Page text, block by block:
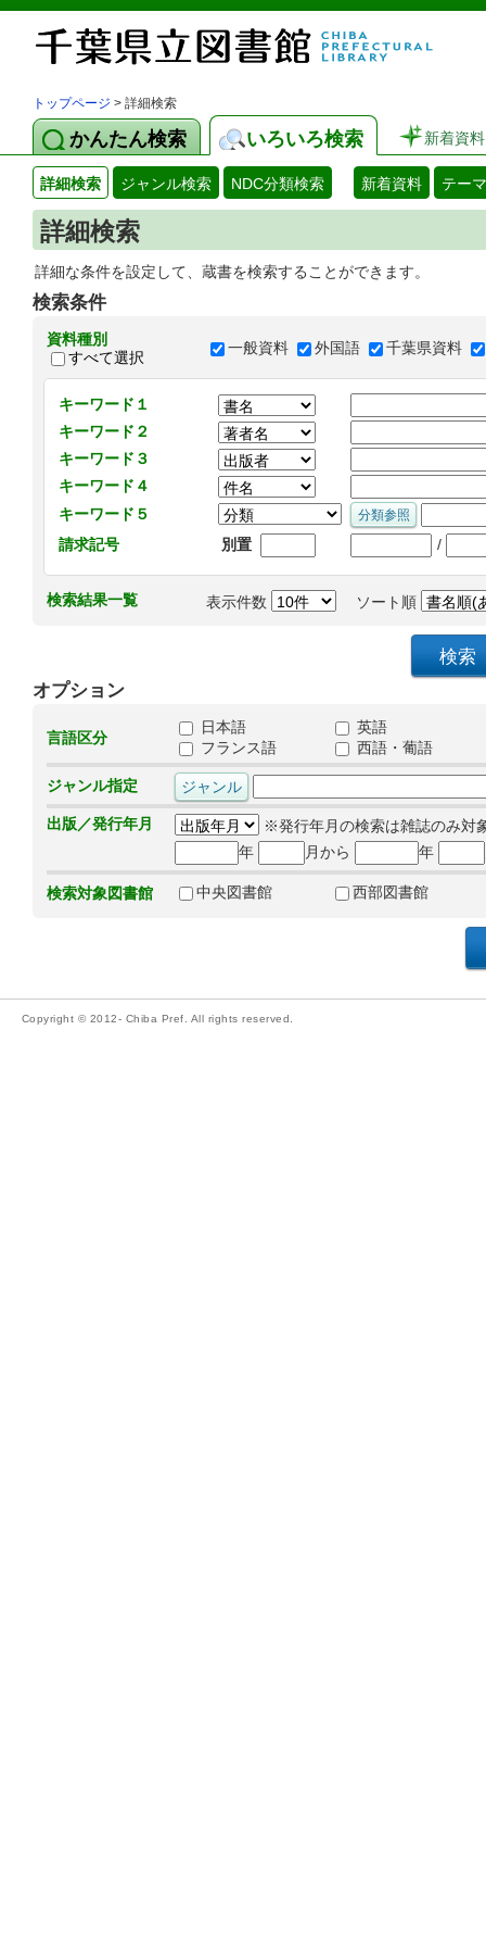
トップページ > 詳細検索
かんたん検索 いろいろ検索 新着資料
詳細検索 ジャンル検索 NDC分類検索 新着資料 テー
詳細検索
詳細な条件を設定して、蔵書を検索することができます。
検索条件
資料種別
すべて選択
一般資料 外国語 千葉県資料
キーワード１
キーワード２
キーワード３
キーワード４
キーワード５
請求記号
別置 /
検索結果一覧 表示件数 ソート順
オプション
言語区分
日本語
英語
フランス語
西語・葡語
ジャンル指定
出版／発行年月
※発行年月の検索は雑誌のみ対
年
月から 年
検索対象図書館 中央図書館 西部図書館
Copyright © 2012- Chiba Pref. All rights reserved.